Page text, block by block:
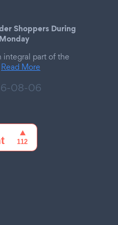
Shoppers During
integral part of the
Read More
08-06